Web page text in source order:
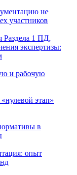
не
участников
1 ПД,
экспертизы:
и рабочую
этап»
в
опыт